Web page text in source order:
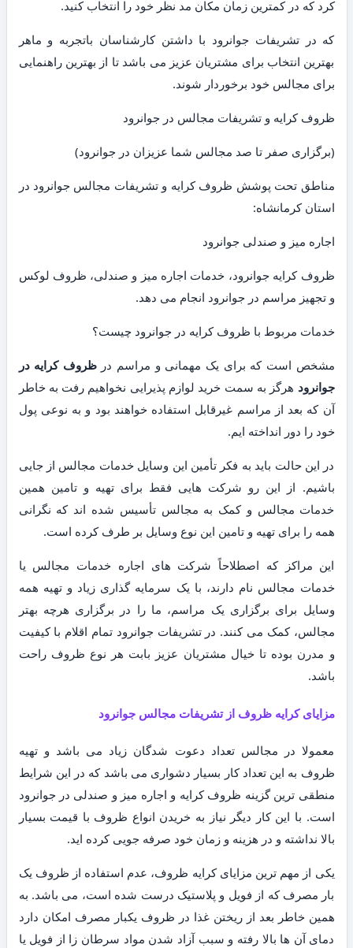
کرد که در کمترین زمان مکان مد نظر خود را انتخاب کنید.
که در تشریفات جوانرود با داشتن کارشناسان باتجربه و ماهر
بهترین انتخاب برای مشتریان عزیز می باشد تا از بهترین راهنمایی
برای مجالس خود برخوردار شوند.
ظروف کرایه و تشریفات مجالس در جوانرود
(برگزاری صفر تا صد مجالس شما عزیزان در جوانرود)
مناطق تحت پوشش ظروف کرایه و تشریفات مجالس جوانرود در
استان کرمانشاه:
اجاره میز و صندلی جوانرود
ظروف کرایه جوانرود، خدمات اجاره میز و صندلی، ظروف لوکس
و تجهیز مراسم در جوانرود انجام می دهد.
خدمات مربوط با ظروف کرایه در جوانرود چیست؟
مشخص است که برای یک مهمانی و مراسم درظروف کرایه در
جوانرود هرگز به سمت خرید لوازم پذیرایی نخواهیم رفت به خاطر
آن که بعد از مراسم غیرقابل استفاده خواهند بود و به نوعی پول
خود را دور انداخته ایم.
در این حالت باید به فکر تأمین این وسایل خدمات مجالس از جایی
باشیم. از این رو شرکت هایی فقط برای تهیه و تامین همین
خدمات مجالس و کمک به مجالس تأسیس شده اند که نگرانی
همه را برای تهیه و تامین این نوع وسایل بر طرف کرده است.
این مراکز که اصطلاحاً شرکت های اجاره خدمات مجالس یا
خدمات مجالس نام دارند، با یک سرمایه گذاری زیاد و تهیه همه
وسایل برای برگزاری یک مراسم، ما را در برگزاری هرچه بهتر
مجالس، کمک می کنند. در تشریفات جوانرود تمام اقلام با کیفیت
و مدرن بوده تا خیال مشتریان عزیز بابت هر نوع ظروف راحت
باشد.
مزایای کرایه ظروف از تشریفات مجالس جوانرود
معمولا در مجالس تعداد دعوت شدگان زیاد می باشد و تهیه
ظروف به این تعداد کار بسیار دشواری می باشد که در این شرایط
منطقی ترین گزینه ظروف کرایه و اجاره میز و صندلی در جوانرود
است. با این کار دیگر نیاز به خریدن انواع ظروف با قیمت بسیار
بالا نداشته و در هزینه و زمان خود صرفه جویی کرده اید.
یکی از مهم ترین مزایای کرایه ظروف، عدم استفاده از ظروف یک
بار مصرف که از فویل و پلاستیک درست شده است، می باشد. به
همین خاطر بعد از ریختن غذا در ظروف یکبار مصرف امکان دارد
دمای آن ها بالا رفته و سبب آزاد شدن مواد سرطان زا از فویل یا